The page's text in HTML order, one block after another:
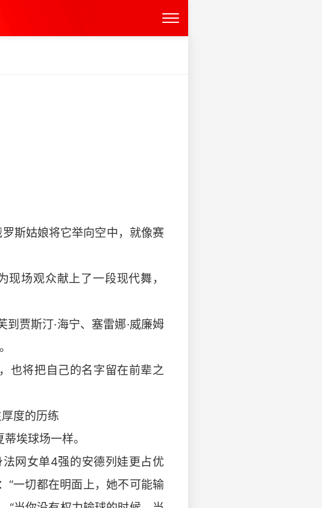
斯姑娘将它举向空中，就像赛
场观众献上了一段现代舞，
贾斯汀·海宁、塞雷娜·威廉姆
也将把自己的名字留在前辈之
度的历练
埃球场一样。
网女单4强的安德列娃更占优
“一切都在明面上，她不可能输